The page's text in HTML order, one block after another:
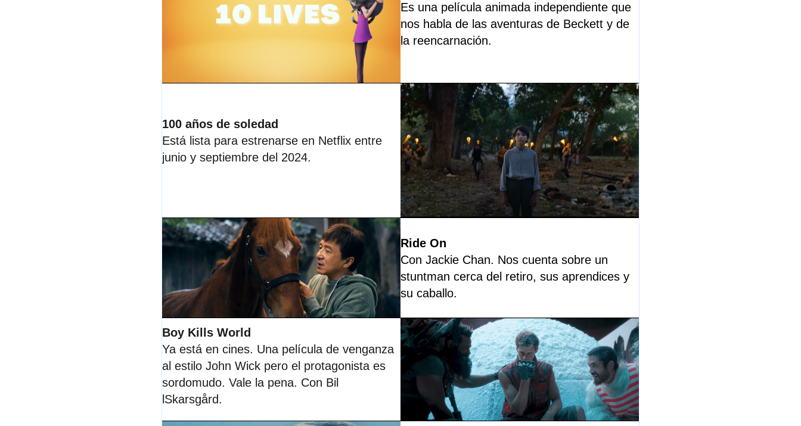
Es una película animada independiente que
nos habla de las aventuras de Beckett y de
la reencarnación.
100 años de soledad
Está lista para estrenarse en Netflix entre
junio y septiembre del 2024.
Ride On
Con Jackie Chan. Nos cuenta sobre un
stuntman cerca del retiro, sus aprendices y
su caballo.
Boy Kills World
Ya está en cines. Una película de venganza
al estilo John Wick pero el protagonista es
sordomudo. Vale la pena. Con Bil
lSkarsgård.